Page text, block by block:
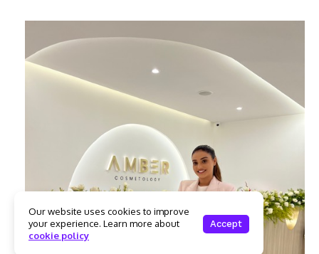
Our website uses cookies to improve
your experience. Learn more about
cookie policy
Accept